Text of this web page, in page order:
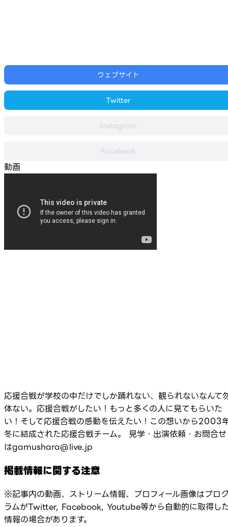
ウェブサイト
Twitter
Instagram
Facebook
動画
応援合戦が学校の中だけでしか踊れない、観られないなんて
体ない。応援合戦がしたい！もっと多くの人に見てもらいた
い！そして応援合戦の感動を伝えたい！この想いから2003
冬に結成された応援合戦チーム。 見学・出演依頼・お問合せ
はgamushara@live.jp
掲載情報に関する注意
※記事内の動画、ストリーム情報、プロフィール画像はプロ
ラムがTwitter, Facebook, Youtube等から自動的に取得し
情報の場合があります。